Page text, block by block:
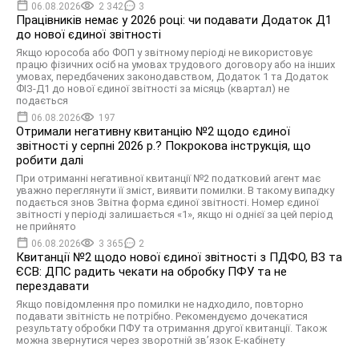
06.08.2026 2 342 3
Працівників немає у 2026 році: чи подавати Додаток Д1
до нової єдиної звітності
Якщо юрособа або ФОП у звітному періоді не використовує
працю фізичних осіб на умовах трудового договору або на інших
умовах, передбачених законодавством, Додаток 1 та Додаток
ФІЗ-Д1 до нової єдиної звітності за місяць (квартал) не
подається
06.08.2026 197
Отримали негативну квитанцію №2 щодо єдиної
звітності у серпні 2026 р.? Покрокова інструкція, що
робити далі
При отриманні негативної квитанції №2 податковий агент має
уважно переглянути її зміст, виявити помилки. В такому випадку
подається знов Звітна форма єдиної звітності. Номер єдиної
звітності у періоді залишається «1», якщо ні однієї за цей період
не прийнято
06.08.2026 3 365 2
Квитанції №2 щодо нової єдиної звітності з ПДФО, ВЗ та
ЄСВ: ДПС радить чекати на обробку ПФУ та не
перездавати
Якщо повідомлення про помилки не надходило, повторно
подавати звітність не потрібно. Рекомендуємо дочекатися
результату обробки ПФУ та отримання другої квитанції. Також
можна звернутися через зворотній зв’язок Е-кабінету